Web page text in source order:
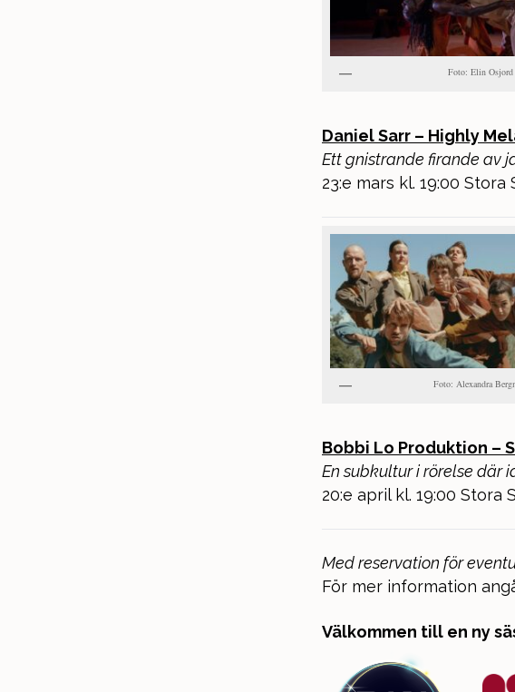
Foto: Elin Osjord
Daniel Sarr – Highly
Ett gnistrande firande av
23:e mars kl. 19:00
Foto: Alexandra
Bobbi Lo Produktion –
En subkultur i rörelse där
20:e april kl. 19:00 Stora
Med reservation för
För mer information
Välkommen till en ny